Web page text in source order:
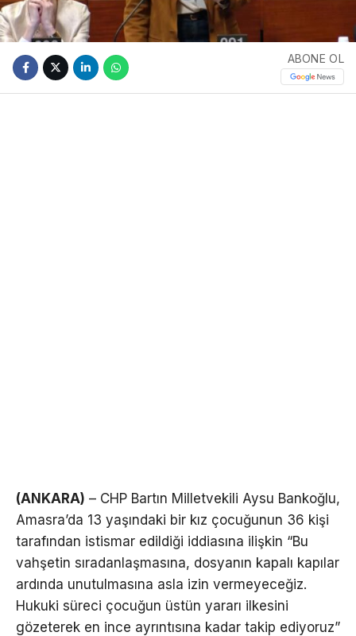
ABONE OL
(ANKARA) – CHP Bartın Milletvekili Aysu Bankoğlu,
Amasra’da 13 yaşındaki bir kız çocuğunun 36 kişi
tarafından istismar edildiği iddiasına ilişkin “Bu
vahşetin sıradanlaşmasına, dosyanın kapalı kapılar
ardında unutulmasına asla izin vermeyeceğiz.
Hukuki süreci çocuğun üstün yararı ilkesini
gözeterek en ince ayrıntısına kadar takip ediyoruz”